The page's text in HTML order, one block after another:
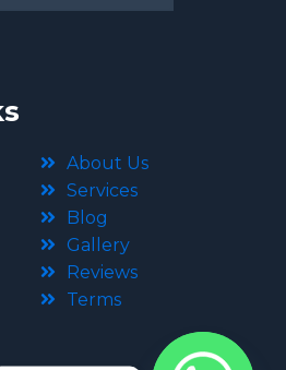
About Us
Services
Blog
Gallery
Reviews
Terms